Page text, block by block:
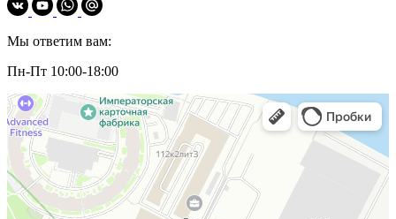
Мы ответим вам:
Пн-Пт 10:00-18:00